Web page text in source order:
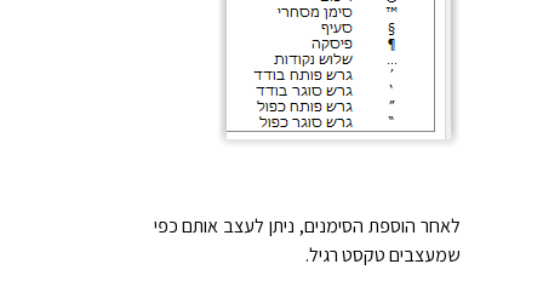
לאחר הוספת הסימנים, ניתן לעצב אותם כפי
שמעצבים טקסט רגיל.